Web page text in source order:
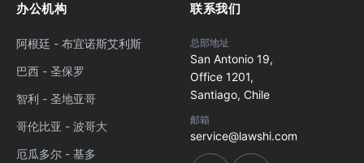
办公机构
阿根廷 - 布宜诺斯艾利斯
巴西 - 圣保罗
智利 - 圣地亚哥
哥伦比亚 - 波哥大
厄瓜多尔 - 基多
联系我们
总部地址
San Antonio 19,
Office 1201,
Santiago, Chile
邮箱
service@lawshi.com